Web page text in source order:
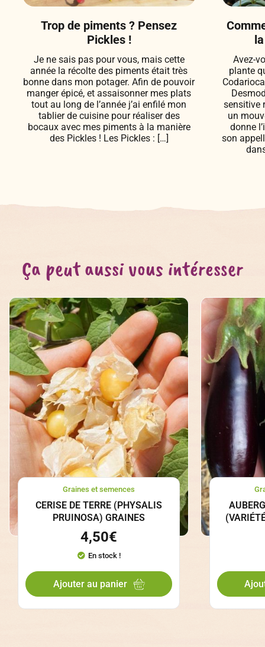
Trop de piments ? Pensez
Pickles !
Je ne sais pas pour vous, mais cette
année la récolte des piments était très
bonne dans mon potager. Afin de pouvoir
manger épicé, et assaisonner mes plats
tout au long de l’année j’ai enfilé mon
tablier de cuisine pour réaliser des
bocaux avec mes piments à la manière
des Pickles ! Les Pickles : […]
Avez-
plante
sensitive
un
donne
son
Ça peut aussi vous intéresser
Graines et semences
CERISE DE TERRE (PHYSALIS
PRUINOSA) GRAINES
4,50€
En stock !
Ajouter au panier